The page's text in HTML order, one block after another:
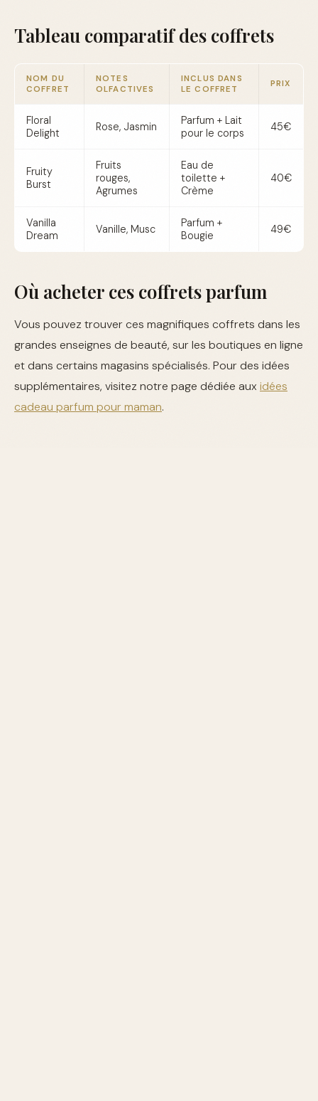
Tableau comparatif des coffrets
NOM DU
COFFRET
NOTES
OLFACTIVES
INCLUS DANS
LE COFFRET
PRIX
Floral
Delight
Rose, Jasmin
Parfum + Lait
pour le corps
45€
Fruity
Burst
Fruits
rouges,
Agrumes
Eau de
toilette +
Crème
40€
Vanilla
Dream
Vanille, Musc
Parfum +
Bougie
49€
Où acheter ces coffrets parfum
Vous pouvez trouver ces magnifiques coffrets dans les
grandes enseignes de beauté, sur les boutiques en ligne
et dans certains magasins spécialisés. Pour des idées
supplémentaires, visitez notre page dédiée aux idées
cadeau parfum pour maman.